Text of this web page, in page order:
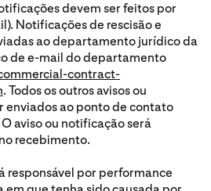
devem ser feitos por
Notificações de rescisão e
ao departamento jurídico da
de e-mail do departamento
contract-
. Todos os outros avisos ou
enviados ao ponto de contato
aviso ou notificação será
recebimento.
responsável por performance